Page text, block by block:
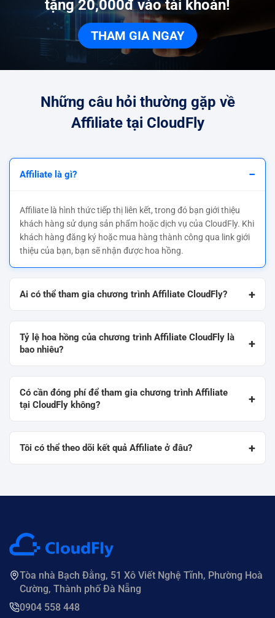
tặng 20,000đ vào tài khoản!
THAM GIA NGAY
Những câu hỏi thường gặp về
Affiliate tại CloudFly
Affiliate là gì? −
Affiliate là hình thức tiếp thị liên kết, trong đó bạn giới thiệu
khách hàng sử dụng sản phẩm hoặc dịch vụ của CloudFly. Khi
khách hàng đăng ký hoặc mua hàng thành công qua link giới
thiệu của bạn, bạn sẽ nhận được hoa hồng.
Ai có thể tham gia chương trình Affiliate CloudFly? +
Tỷ lệ hoa hồng của chương trình Affiliate CloudFly là
bao nhiêu?
+
Có cần đóng phí để tham gia chương trình Affiliate
tại CloudFly không?
+
Tôi có thể theo dõi kết quả Affiliate ở đâu? +
Tòa nhà Bạch Đằng, 51 Xô Viết Nghệ Tĩnh, Phường Hoà
Cường, Thành phố Đà Nẵng
0904 558 448